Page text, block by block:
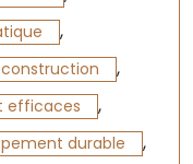
,
construction ,
efficaces ,
durable ,